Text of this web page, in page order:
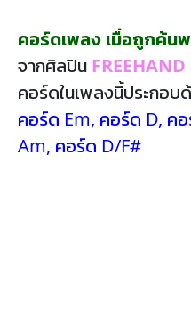
คอร์ดเพลง เมื่อถูกค้น
จากศิลปิน FREEHAND
คอร์ดในเพลงนี้ประกอบ
คอร์ด Em, คอร์ด D, ค
Am, คอร์ด D/F#